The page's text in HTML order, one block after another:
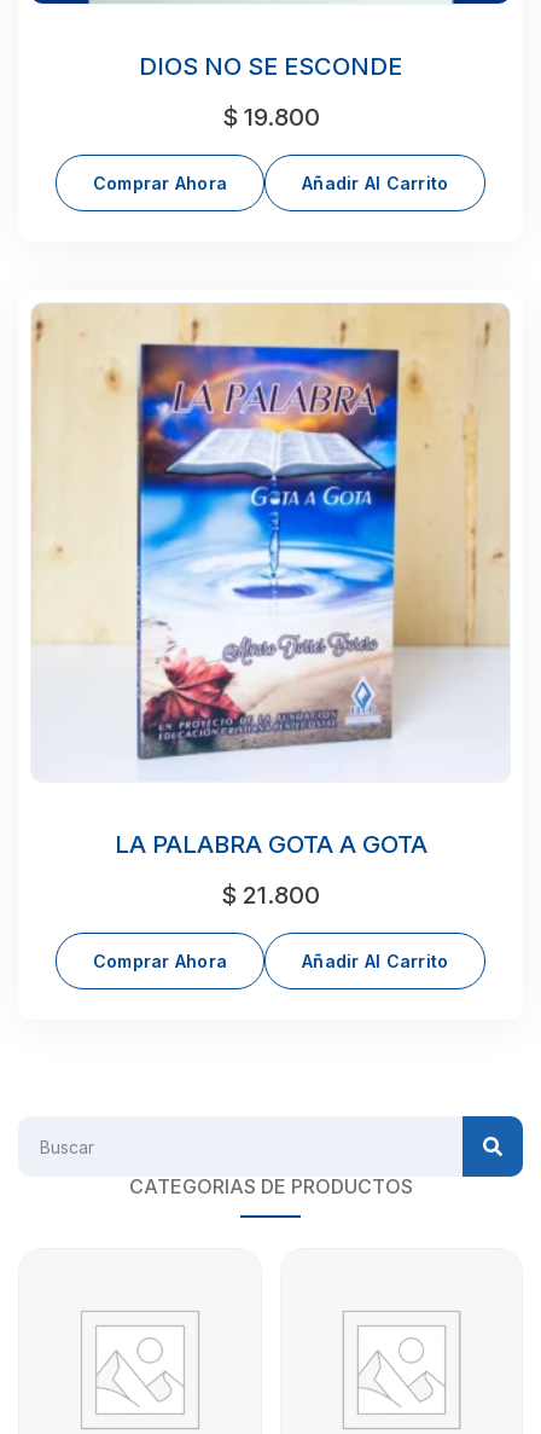
DIOS NO SE ESCONDE
$ 19.800
Comprar Ahora Añadir Al Carrito
LA PALABRA GOTA A GOTA
$ 21.800
Comprar Ahora Añadir Al Carrito
CATEGORIAS DE PRODUCTOS